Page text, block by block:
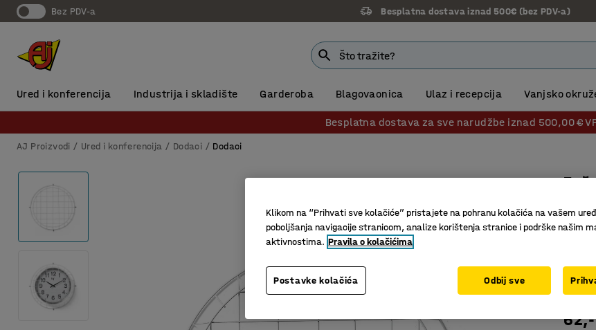
Bez PDV-a Besplatna dostava iznad 500€ (bez PDV-a)
Ured i konferencija Industrija i skladište Garderoba Blagovaonica Ulaz i recepcija Vanjsko
Besplatna dostava za sve narudžbe iznad 500,00 €
AJ Proizvodi Ured i konferencija Dodaci Dodaci
Br.
Za
Za
Klikom na “Prihvati sve kolačiće” pristajete na pohranu kolačića na vašem
poboljšanja navigacije stranicom, analize korištenja stranice i podrške našim
aktivnostima. Pravila o kolačićima
Postavke kolačića Odbij sve